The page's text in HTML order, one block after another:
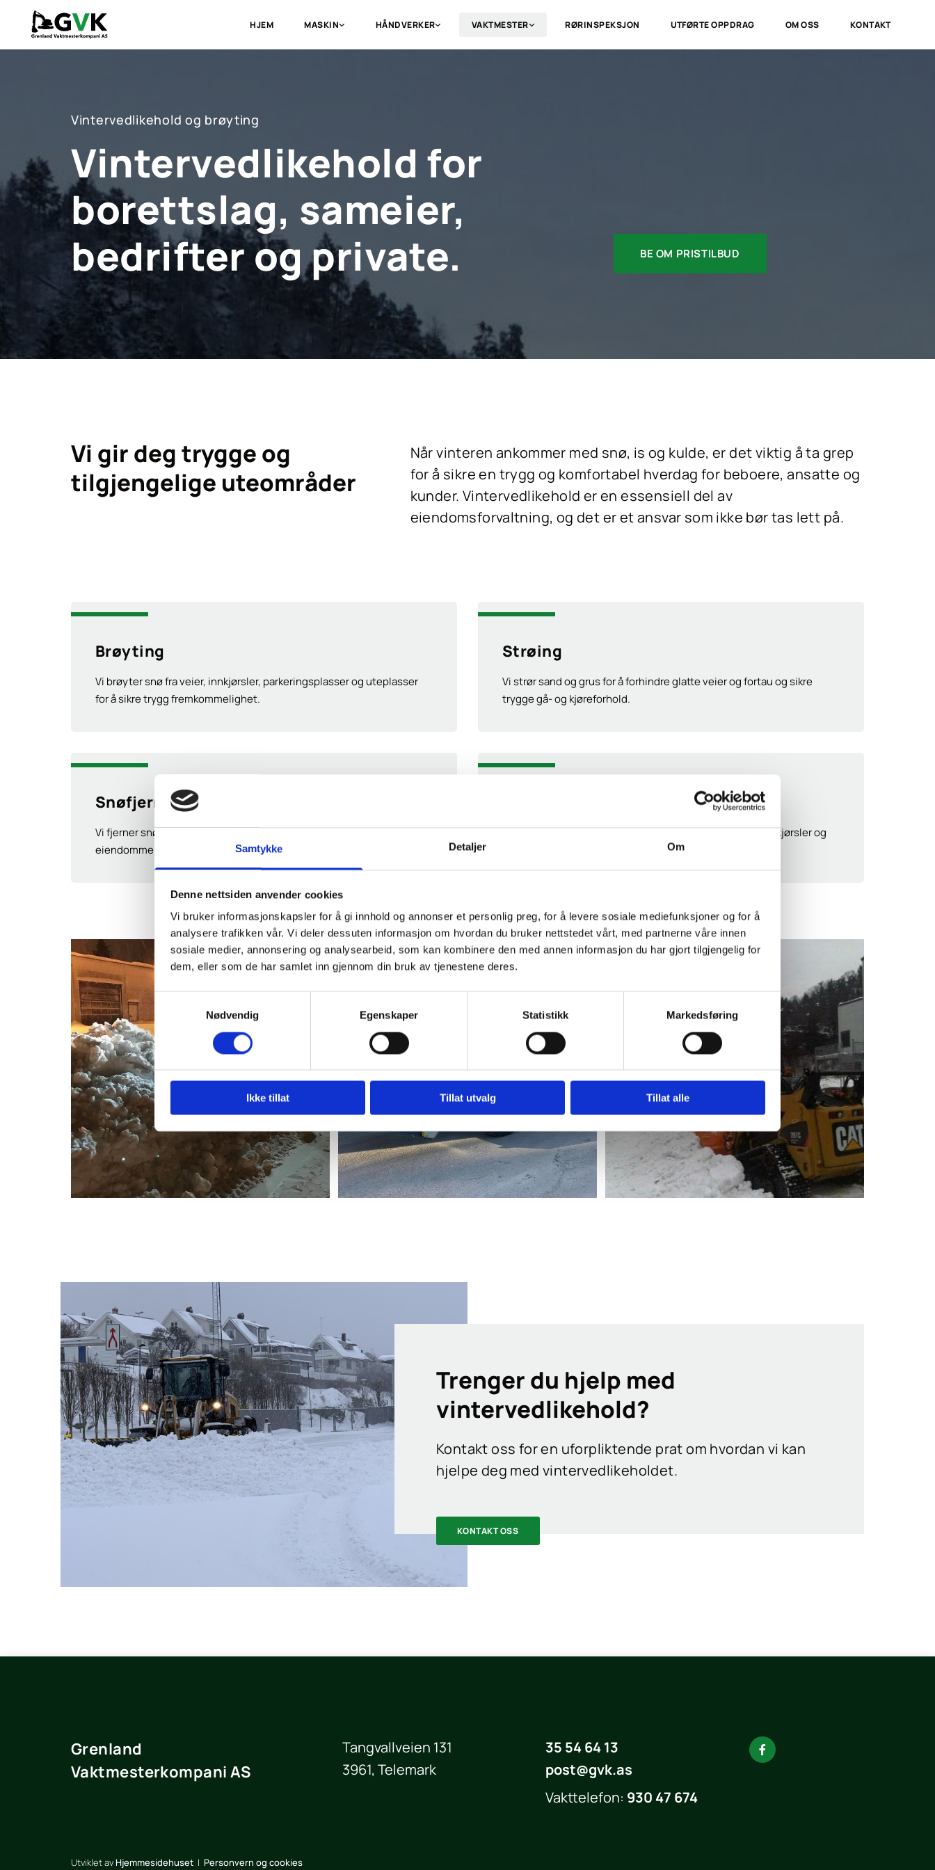
Samtykke Detaljer Om
Denne nettsiden anvender cookies
Vi bruker informasjonskapsler for å gi innhold og annonser et personlig preg, for å levere sosiale mediefunksjoner og for å
analysere trafikken vår. Vi deler dessuten informasjon om hvordan du bruker nettstedet vårt, med partnerne våre innen
sosiale medier, annonsering og analysearbeid, som kan kombinere den med annen informasjon du har gjort tilgjengelig for
dem, eller som de har samlet inn gjennom din bruk av tjenestene deres.
Samtykkevalg
Nødvendig
Egenskaper Statistikk Markedsføring
Ikke tillat Tillat utvalg Tillat alle
HJEM MASKIN HÅNDVERKER VAKTMESTER RØRINSPEKSJON UTFØRTE OPPDRAG OM OSS KONTAKT
Vintervedlikehold og brøyting
Vintervedlikehold for
borettslag, sameier,
bedrifter og private.
BE OM PRISTILBUD
Vi gir deg trygge og
tilgjengelige uteområder
Når vinteren ankommer med snø, is og kulde, er det viktig å ta grep
for å sikre en trygg og komfortabel hverdag for beboere, ansatte og
kunder. Vintervedlikehold er en essensiell del av
eiendomsforvaltning, og det er et ansvar som ikke bør tas lett på.
Brøyting
Vi brøyter snø fra veier, innkjørsler, parkeringsplasser og uteplasser
for å sikre trygg fremkommelighet.
Strøing
Vi strør sand og grus for å forhindre glatte veier og fortau og sikre
trygge gå- og kjøreforhold.
Snøfjerning
Vi fjerner snø fra tak, terrasser og andre områder for å unngå skader på
eiendommen din.
Vi bruker effektive metoder for å bekjempe is på veier, innkjørsler og
Trenger du hjelp med
vintervedlikehold?
Kontakt oss for en uforpliktende prat om hvordan vi kan
hjelpe deg med vintervedlikeholdet.
KONTAKT OSS
Grenland
Vaktmesterkompani AS
Tangvallveien 131
3961, Telemark
35 54 64 13
post@gvk.as
Vakttelefon: 930 47 674
Utviklet av Hjemmesidehuset | Personvern og cookies